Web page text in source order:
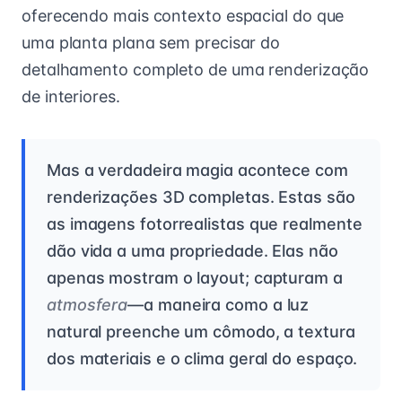
oferecendo mais contexto espacial do que
uma planta plana sem precisar do
detalhamento completo de uma renderização
de interiores.
Mas a verdadeira magia acontece com
renderizações 3D completas. Estas são
as imagens fotorrealistas que realmente
dão vida a uma propriedade. Elas não
apenas mostram o layout; capturam a
atmosfera—a maneira como a luz
natural preenche um cômodo, a textura
dos materiais e o clima geral do espaço.